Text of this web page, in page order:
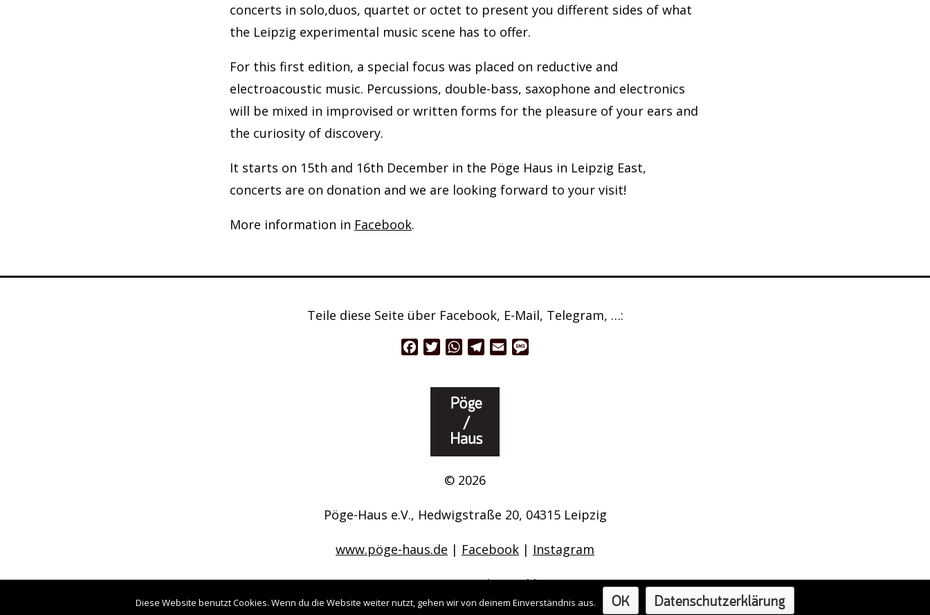
concerts in solo,duos, quartet or octet to present you different sides of what
the Leipzig experimental music scene has to offer.
For this first edition, a special focus was placed on reductive and
electroacoustic music. Percussions, double-bass, saxophone and electronics
will be mixed in improvised or written forms for the pleasure of your ears and
the curiosity of discovery.
It starts on 15th and 16th December in the Pöge Haus in Leipzig East,
concerts are on donation and we are looking forward to your visit!
More information in Facebook.
Teile diese Seite über Facebook, E-Mail, Telegram, …:
FacebookTwitterWhatsApp
Telegram
Email
© 2026
Pöge-Haus e.V., Hedwigstraße 20, 04315 Leipzig
www.pöge-haus.de | Facebook | Instagram
Impressum / Datenschutzerklärung
Diese Website benutzt Cookies. Wenn du die Website weiter nutzt, gehen wir von deinem Einverständnis aus. OK Datenschutzerklärung